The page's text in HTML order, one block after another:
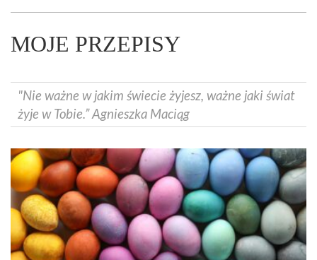
MOJE PRZEPISY
"Nie ważne w jakim świecie żyjesz, ważne jaki świat
żyje w Tobie.” Agnieszka Maciąg